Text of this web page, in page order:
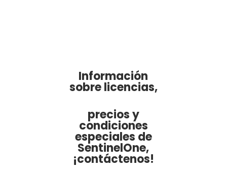
Información
sobre licencias,
precios y
condiciones
especiales de
SentinelOne,
¡contáctenos!